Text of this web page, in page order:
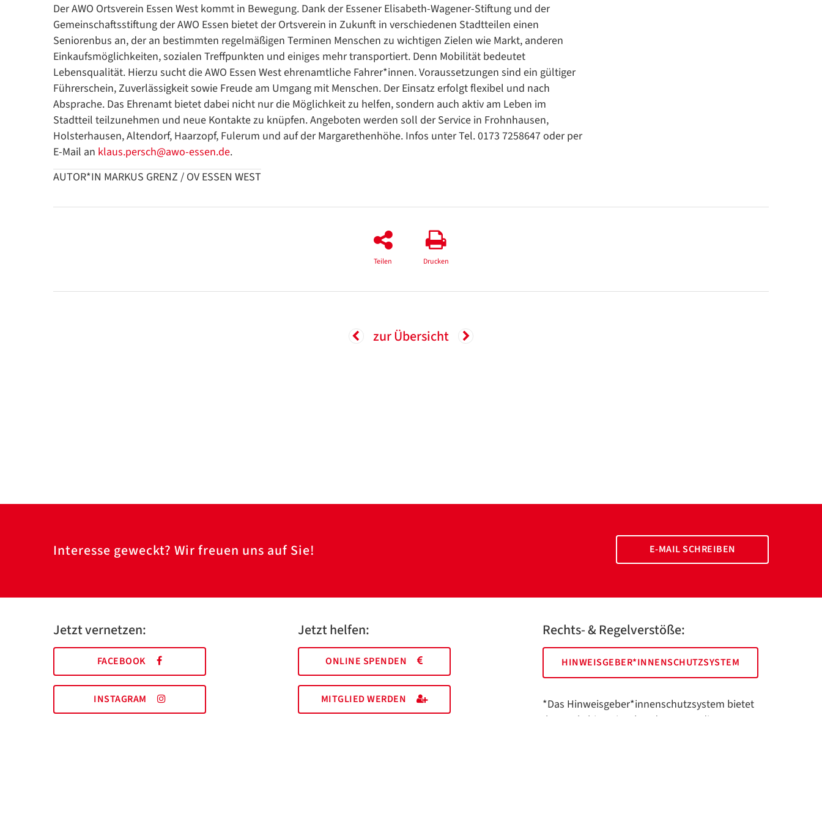
Der AWO Ortsverein Essen West kommt in Bewegung. Dank der Essener Elisabeth-Wagener-Stiftung und der
Gemeinschaftsstiftung der AWO Essen bietet der Ortsverein in Zukunft in verschiedenen Stadtteilen einen
Seniorenbus an, der an bestimmten regelmäßigen Terminen Menschen zu wichtigen Zielen wie Markt, anderen
Einkaufsmöglichkeiten, sozialen Treffpunkten und einiges mehr transportiert. Denn Mobilität bedeutet
Lebensqualität. Hierzu sucht die AWO Essen West ehrenamtliche Fahrer*innen. Voraussetzungen sind ein gültiger
Führerschein, Zuverlässigkeit sowie Freude am Umgang mit Menschen. Der Einsatz erfolgt flexibel und nach
Absprache. Das Ehrenamt bietet dabei nicht nur die Möglichkeit zu helfen, sondern auch aktiv am Leben im
Stadtteil teilzunehmen und neue Kontakte zu knüpfen. Angeboten werden soll der Service in Frohnhausen,
Holsterhausen, Altendorf, Haarzopf, Fulerum und auf der Margarethenhöhe. Infos unter Tel. 0173 7258647 oder per
E-Mail an klaus.persch@awo-essen.de.
AUTOR*IN MARKUS GRENZ / OV ESSEN WEST
Teilen Drucken
zur Übersicht
Interesse geweckt? Wir freuen uns auf Sie! E-MAIL SCHREIBEN
Jetzt vernetzen:
FACEBOOK
INSTAGRAM
Jetzt helfen:
ONLINE SPENDEN
MITGLIED WERDEN
Rechts- & Regelverstöße:
HINWEISGEBER*INNENSCHUTZSYSTEM
*Das Hinweisgeber*innenschutzsystem bietet
Ihnen als hinweisgebende Person die